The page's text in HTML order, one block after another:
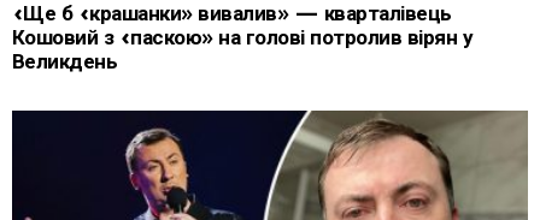
«Ще б «крашанки» вивалив» — кварталівець
Кошовий з «паскою» на голові потролив вірян у
Великдень